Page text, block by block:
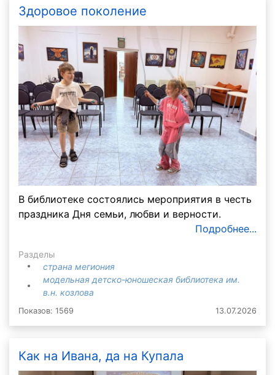
Здоровое поколение
В библиотеке состоялись мероприятия в честь
праздника Дня семьи, любви и верности.
Подробнее...
Разделы
страна мегиония
модельная детско-юношеская библиотека им.
в.н. козлова
Показов: 1569 13.07.2026
Как на Ивана, да на Купала